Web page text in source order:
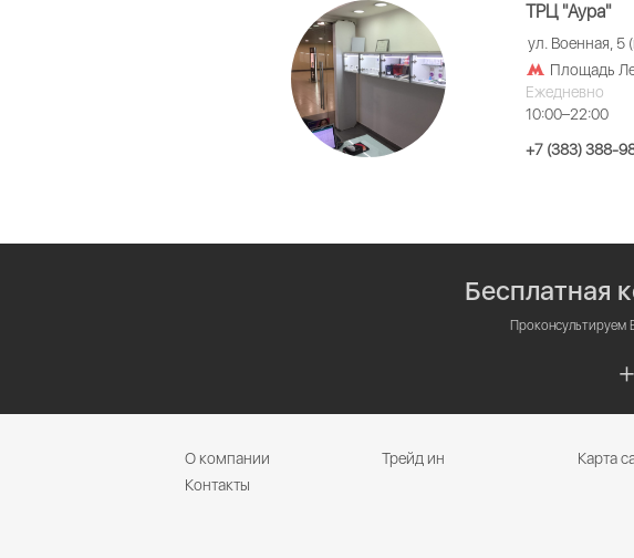
ТРЦ "Аура"
ул. Военная, 5
Площадь
Ежедневно
10:00–22:00
+7 (383) 388-
Бесплатная
Проконсультируем
О компании Трейд ин
Карта
Контакты